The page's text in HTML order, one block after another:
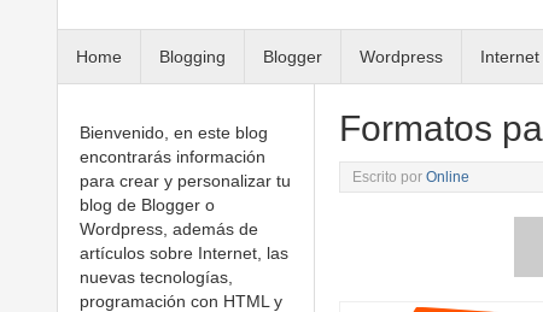
Home Blogging Blogger Wordpress Internet
Formatos
Escrito porOnline
Bienvenido, en este blog
encontrarás información
para crear y personalizar tu
blog de Blogger o
Wordpress, además de
artículos sobre Internet, las
nuevas tecnologías,
programación con HTML y